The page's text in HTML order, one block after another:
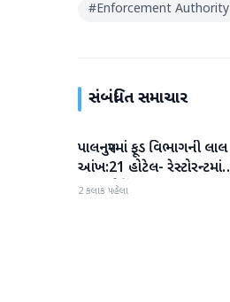
#Enforcement Authority
સંબંધિત સમાચાર
બનાસકાંઠા
પાલનપુરમાં ફૂડ વિભાગની લાલ
આંખ:21 હોટેલ- રેસ્ટોરન્ટમાં
સઘન ચેકિંગ
2 કલાક પહેલા